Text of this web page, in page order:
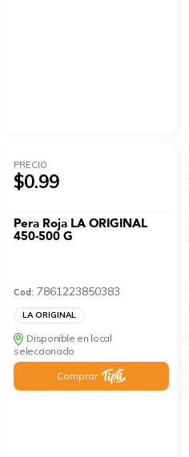
PRECIO
$0.99
Pera Roja LA ORIGINAL
450-500 G
Cod: 7861223850383
LA ORIGINAL
Disponible en local
seleccionado
Comprar